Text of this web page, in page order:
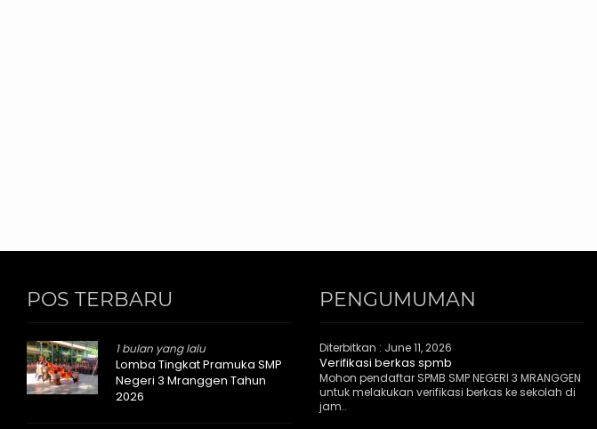
POS TERBARU
1 bulan yang lalu
Lomba Tingkat Pramuka SMP
Negeri 3 Mranggen Tahun
2026
PENGUMUMAN
Diterbitkan : June 11, 2026
Verifikasi berkas spmb
Mohon pendaftar SPMB SMP NEGERI 3 MRANGGEN
untuk melakukan verifikasi berkas ke sekolah di
jam..